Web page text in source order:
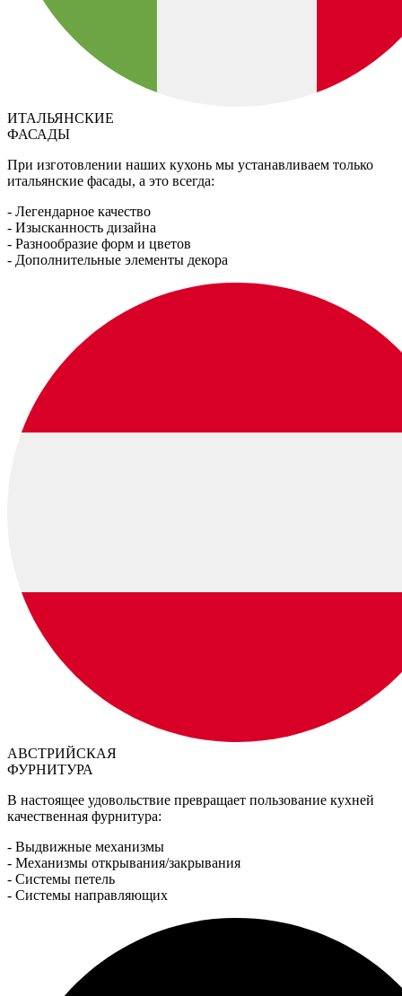
ИТАЛЬЯНСКИЕ
ФАСАДЫ
При изготовлении наших кухонь мы устанавливаем только
итальянские фасады, а это всегда:
- Легендарное качество
- Изысканность дизайна
- Разнообразие форм и цветов
- Дополнительные элементы декора
АВСТРИЙСКАЯ
ФУРНИТУРА
В настоящее удовольствие превращает пользование кухней
качественная фурнитура:
- Выдвижные механизмы
- Механизмы открывания/закрывания
- Системы петель
- Системы направляющих